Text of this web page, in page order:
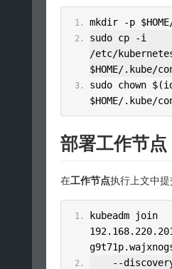
mkdir -p $HOME
sudo cp
-
/etc/
$HOME/. kube/
sudo chown $(
$HOME/. kube/
部署工作节点
在工作节点执行上文中
kubeadm join
192.168.
g9t71p.
--